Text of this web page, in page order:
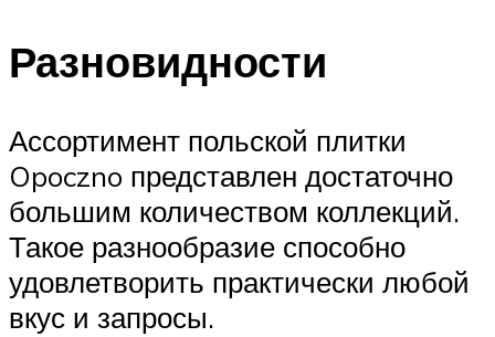
Разновидности
Ассортимент польской плитки
Opoczno представлен достаточно
большим количеством коллекций.
Такое разнообразие способно
удовлетворить практически любой
вкус и запросы.